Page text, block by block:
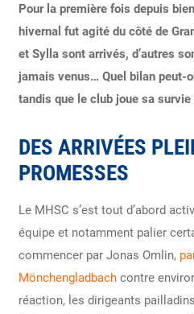
Pour la première fois depuis
hivernal fut agité du côté de
et Sylla sont arrivés, d’autres
jamais venus… Quel bilan peut-
tandis que le club joue sa survie
DES ARRIVÉES
PROMESSES
Le MHSC s’est tout d’abord
équipe et notamment palier
commencer par Jonas Omlin,
Mönchengladbachcontre
réaction, les dirigeants